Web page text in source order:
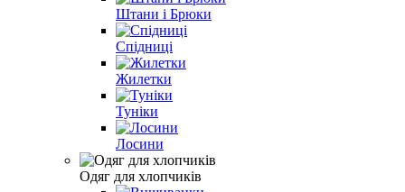
Штани і Брюки
Спідниці
Жилетки
Туніки
Лосини
Одяг для хлопчиків